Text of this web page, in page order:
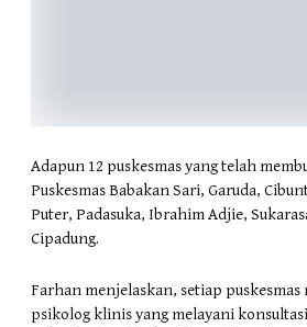
Adapun 12 puskesmas yang telah
Puskesmas Babakan Sari, Garuda,
Puter, Padasuka, Ibrahim Adjie,
Cipadung.
Farhan menjelaskan, setiap
psikolog klinis yang melayani